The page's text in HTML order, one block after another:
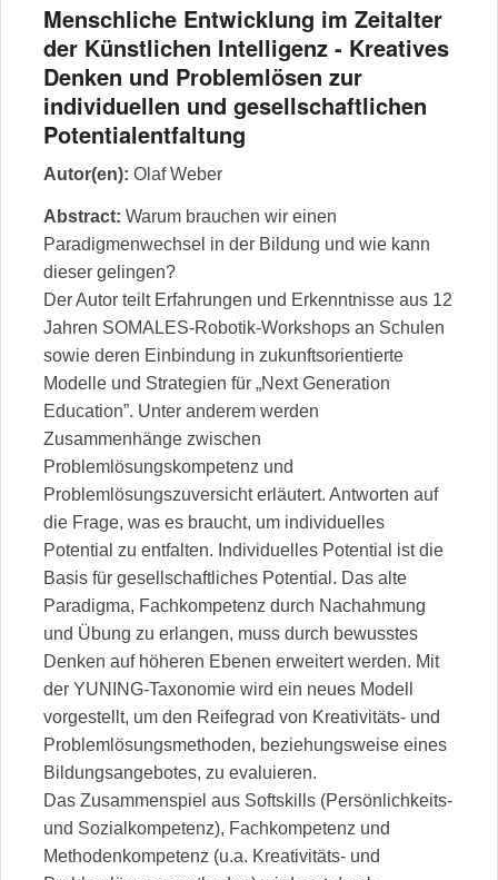
Menschliche Entwicklung im Zeitalter
der Künstlichen Intelligenz - Kreatives
Denken und Problemlösen zur
individuellen und gesellschaftlichen
Potentialentfaltung
Autor(en): Olaf Weber
Abstract: Warum brauchen wir einen
Paradigmenwechsel in der Bildung und wie kann
dieser gelingen?
Der Autor teilt Erfahrungen und Erkenntnisse aus 12
Jahren SOMALES-Robotik-Workshops an Schulen
sowie deren Einbindung in zukunftsorientierte
Modelle und Strategien für „Next Generation
Education”. Unter anderem werden
Zusammenhänge zwischen
Problemlösungskompetenz und
Problemlösungszuversicht erläutert. Antworten auf
die Frage, was es braucht, um individuelles
Potential zu entfalten. Individuelles Potential ist die
Basis für gesellschaftliches Potential. Das alte
Paradigma, Fachkompetenz durch Nachahmung
und Übung zu erlangen, muss durch bewusstes
Denken auf höheren Ebenen erweitert werden. Mit
der YUNING-Taxonomie wird ein neues Modell
vorgestellt, um den Reifegrad von Kreativitäts- und
Problemlösungsmethoden, beziehungsweise eines
Bildungsangebotes, zu evaluieren.
Das Zusammenspiel aus Softskills (Persönlichkeits-
und Sozialkompetenz), Fachkompetenz und
Methodenkompetenz (u.a. Kreativitäts- und